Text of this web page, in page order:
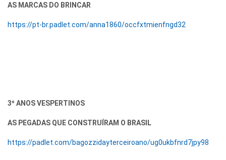
AS MARCAS DO BRINCAR
https://pt-br.padlet.com/anna1860/occfxtmienfngd32
3º ANOS VESPERTINOS
AS PEGADAS QUE CONSTRUÍRAM O BRASIL
https://padlet.com/bagozzidayterceiroano/ug0ukbfnrd7jpy98